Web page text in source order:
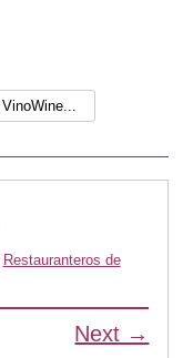
Restauranteros de
Next →